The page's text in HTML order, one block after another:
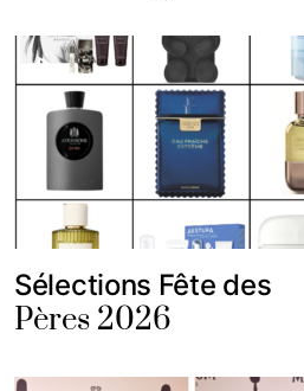
Sélections Fête des
Pères 2026